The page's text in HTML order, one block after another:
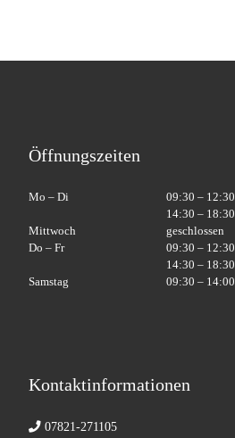
Öffnungszeiten
Mo – Di
09:30 – 12:30
14:30 – 18:30
Mittwoch
geschlossen
Do – Fr
09:30 – 12:30
14:30 – 18:30
Samstag
09:30 – 14:00
Kontaktinformationen
07821-271105